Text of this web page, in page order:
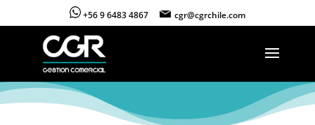
+56 9 6483 4867 cgr@cgrchile.com